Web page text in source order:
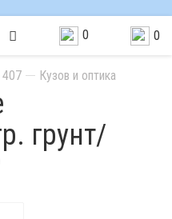
0 0
407 Кузов и оптика
грунт/